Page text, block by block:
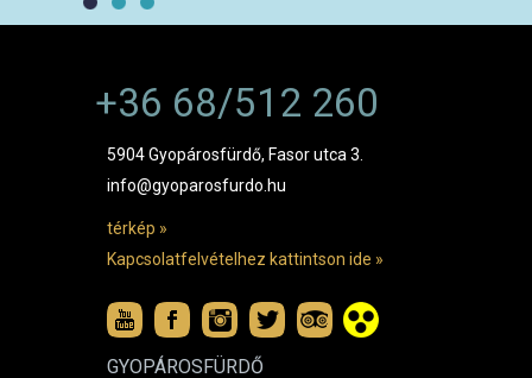
+36 68/512 260
5904 Gyopárosfürdő, Fasor utca 3.
info@gyoparosfurdo.hu
térkép »
Kapcsolatfelvételhez kattintson ide »
GYOPÁROSFÜRDŐ